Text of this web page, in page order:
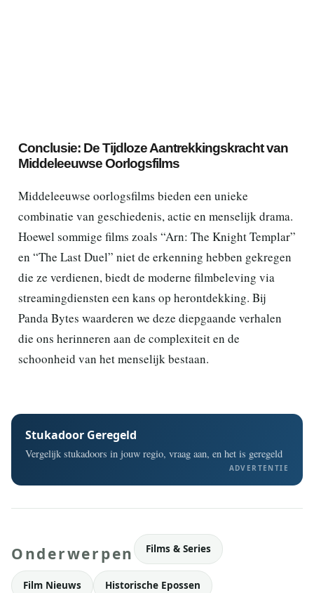
Conclusie: De Tijdloze Aantrekkingskracht van
Middeleeuwse Oorlogsfilms
Middeleeuwse oorlogsfilms bieden een unieke
combinatie van geschiedenis, actie en menselijk drama.
Hoewel sommige films zoals “Arn: The Knight Templar”
en “The Last Duel” niet de erkenning hebben gekregen
die ze verdienen, biedt de moderne filmbeleving via
streamingdiensten een kans op herontdekking. Bij
Panda Bytes waarderen we deze diepgaande verhalen
die ons herinneren aan de complexiteit en de
schoonheid van het menselijk bestaan.
Stukadoor Geregeld
Vergelijk stukadoors in jouw regio, vraag aan, en het is geregeld
ADVERTENTIE
Onderwerpen Films & Series
Film Nieuws Historische Epossen